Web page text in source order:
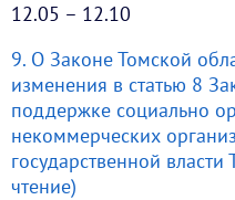
12.05 – 12.10
9. О Законе Томской
изменения в статью 8
поддержке социально
некоммерческих
государственной
чтение)